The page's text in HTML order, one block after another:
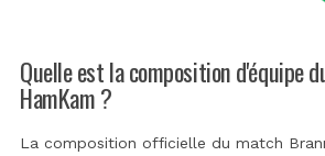
Quelle est la composition d'équipe
HamKam ?
La composition officielle du match